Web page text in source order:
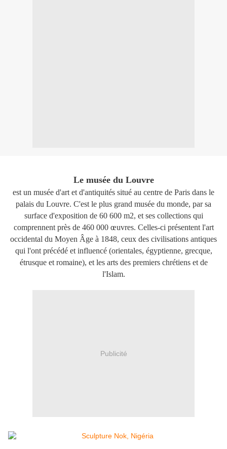
Le musée du Louvre
est un musée d'art et d'antiquités situé au centre de Paris dans le
palais du Louvre. C'est le plus grand musée du monde, par sa
surface d'exposition de 60 600 m2, et ses collections qui
comprennent près de 460 000 œuvres. Celles-ci présentent l'art
occidental du Moyen Âge à 1848, ceux des civilisations antiques
qui l'ont précédé et influencé (orientales, égyptienne, grecque,
étrusque et romaine), et les arts des premiers chrétiens et de
l'Islam.
Publicité